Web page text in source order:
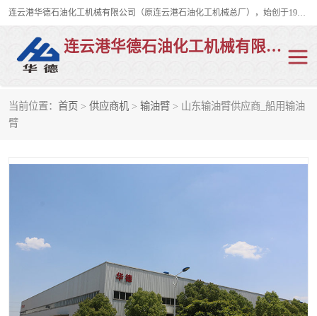
连云港华德石油化工机械有限公司（原连云港石油化工机械总厂），始创于1982年，是从事码头船用流体装卸臂、陆用流体装卸臂（鹤管）、活动梯、钢构平台、定量装车系统等全系列流体装卸设备的设计、制造、销售以及服务的专业供应商。
连云港华德石油化工机械有限公司
当前位置： 首页 > 供应商机 > 输油臂 > 山东输油臂供应商_船用输油
臂
紧急脱离干式接头 火车鹤管